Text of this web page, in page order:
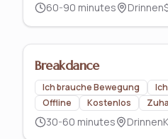
60-90 minutes Drinnen
Breakdance
Ich brauche Bewegung
Offline
Kostenlos
30-60 minutes Drinnen